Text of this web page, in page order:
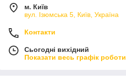
м. Київ
вул. Ізюмська 5, Київ, Україна
Контакти
Сьогодні вихідний
Показати весь графік роботи